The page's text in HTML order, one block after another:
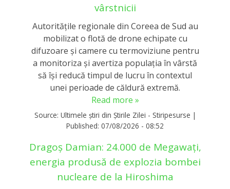
vârstnicii
Autoritățile regionale din Coreea de Sud au
mobilizat o flotă de drone echipate cu
difuzoare și camere cu termoviziune pentru
a monitoriza și avertiza populația în vârstă
să își reducă timpul de lucru în contextul
unei perioade de căldură extremă.
Read more »
Source: Ultimele știri din Știrile Zilei - Stiripesurse |
Published: 07/08/2026 - 08:52
Dragoș Damian: 24.000 de Megawați,
energia produsă de explozia bombei
nucleare de la Hiroshima